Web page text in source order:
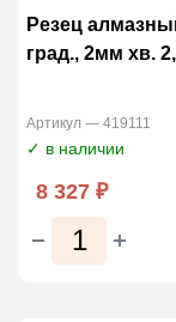
Резец
град., 2мм хв.
Артикул — 419111
✓ в наличии
8 327 ₽